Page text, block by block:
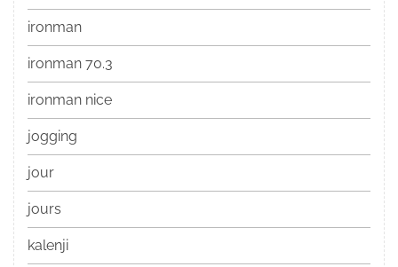
ironman
ironman 70.3
ironman nice
jogging
jour
jours
kalenji